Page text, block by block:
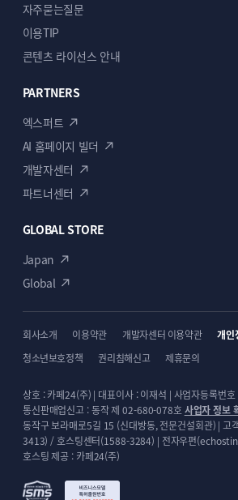
자주묻는질문
이용TIP
콘텐츠 라이선스 안내
PARTNERS
엑스퍼트
AI 홈페이지 빌더
개발자센터
파트너센터
GLOBAL STORE
Japan
Global
회사소개 이용약관 개발자센터 이용약관
개인
청소년보호정책
권리침해신고 제휴문의
상호 : 카페24(주) | 대표이사 : 이재석 | 사업자등록번
통신판매업신고 : 동작 제 02-680-078호사업자 정보
동작구 보라매로5길 15 (신대방동, 전문건설회관) | 고
3413) / 호스팅센터(1588-3284) | 전자우편
호스팅 제공 : 카페24(주)